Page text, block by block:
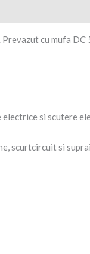
cu mufa DC
si scutere
scurtcircuit si